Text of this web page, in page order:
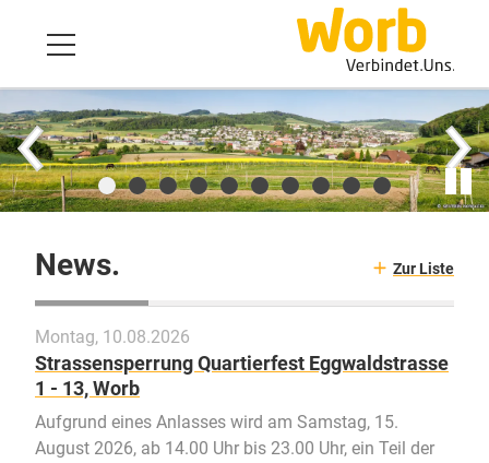
News. Zur Liste
Montag, 10.08.2026
Strassensperrung Quartierfest Eggwaldstrasse
1 - 13, Worb
Aufgrund eines Anlasses wird am Samstag, 15.
August 2026, ab 14.00 Uhr bis 23.00 Uhr, ein Teil der